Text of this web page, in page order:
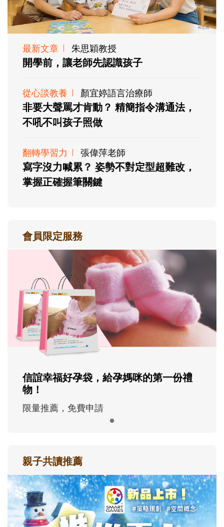
最新文章 朱思穎教授
開學前，讓老師先認識孩子
從心談教養 顏宜婷語言治療師
非要大聲罵才肯動？ 精簡指令溝通法，
不吼不叫孩子照做
翻轉學習力 張偉萍老師
寫字沒力喊累？ 姿勢不對定型超難改，
掌握正確握筆關鍵
會員限定服務
信誼幸福好孕袋，給孕媽咪的第一份禮
物！
限量推薦，免費申請
親子共讀推薦